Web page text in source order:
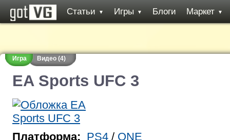
Статьи ▼ Игры ▼ Блоги Маркет ▼
Игра Видео (4)
EA Sports UFC 3
Платформа: PS4 / ONE